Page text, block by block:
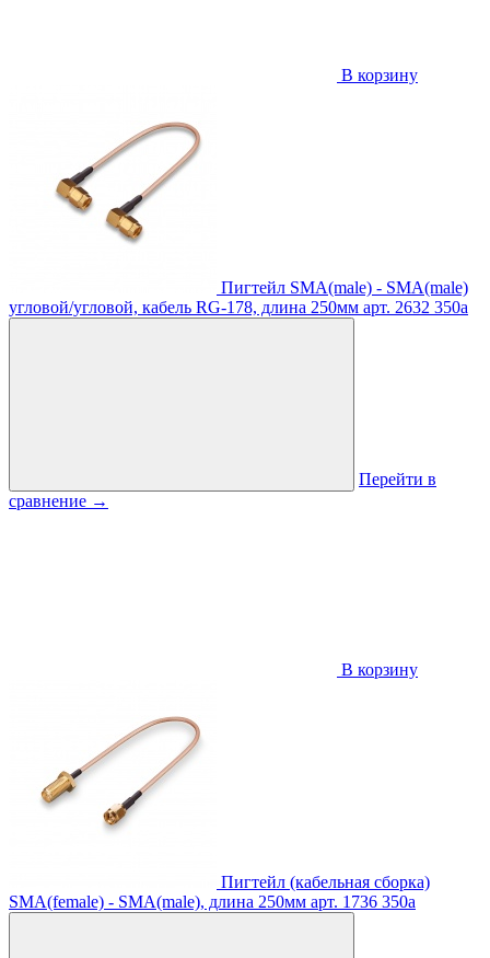
В корзину
Пигтейл SMA(male) - SMA(male)
угловой/угловой, кабель RG-178, длина 250мм арт. 2632 350a
Перейти в
сравнение →
В корзину
Пигтейл (кабельная сборка)
SMA(female) - SMA(male), длина 250мм арт. 1736 350a